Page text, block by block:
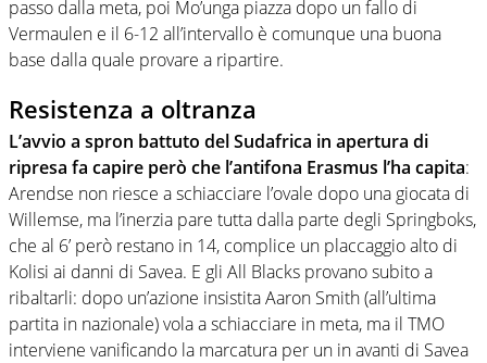
passo dalla meta, poi Mo’unga piazza dopo un fallo di
Vermaulen e il 6-12 all’intervallo è comunque una buona
base dalla quale provare a ripartire.
Resistenza a oltranza
L’avvio a spron battuto del Sudafrica in apertura di
ripresa fa capire però che l’antifona Erasmus l’ha capita:
Arendse non riesce a schiacciare l’ovale dopo una giocata di
Willemse, ma l’inerzia pare tutta dalla parte degli Springboks,
che al 6’ però restano in 14, complice un placcaggio alto di
Kolisi ai danni di Savea. E gli All Blacks provano subito a
ribaltarli: dopo un’azione insistita Aaron Smith (all’ultima
partita in nazionale) vola a schiacciare in meta, ma il TMO
interviene vanificando la marcatura per un in avanti di Savea